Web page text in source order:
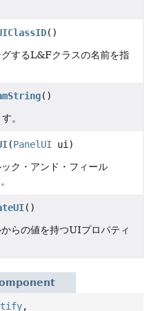
()
するL&Fクラスの名前を指
()
。
(PanelUI ui)
ク・アンド・フィール
()
らの値を持つUIプロパティ
,